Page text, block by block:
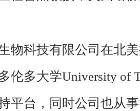
物科技有限公司在北
伦多大学University of
平台，同时公司也从